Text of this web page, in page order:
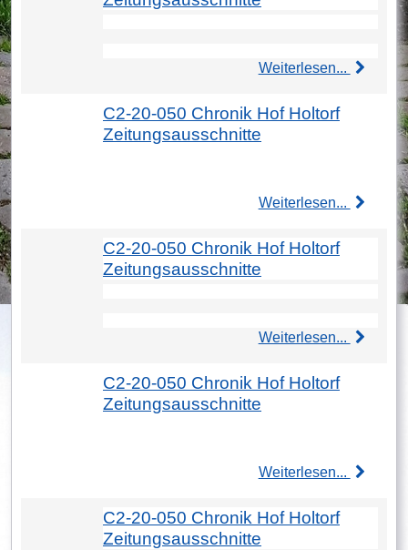
Weiterlesen...
C2-20-050 Chronik Hof Holtorf
Zeitungsausschnitte
Weiterlesen...
C2-20-050 Chronik Hof Holtorf
Zeitungsausschnitte
Weiterlesen...
C2-20-050 Chronik Hof Holtorf
Zeitungsausschnitte
Weiterlesen...
C2-20-050 Chronik Hof Holtorf
Zeitungsausschnitte